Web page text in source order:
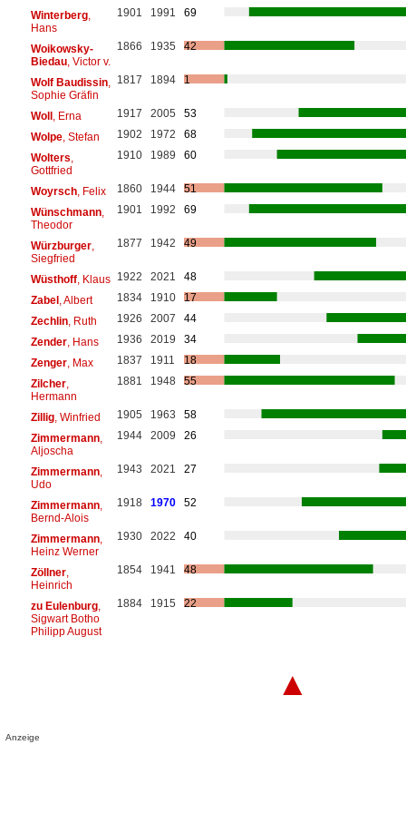
Winterberg,
Hans
1901 1991 69
Woikowsky-
Biedau, Victor v.
1866 1935 42
Wolf Baudissin,
Sophie Gräfin
1817 1894 1
Woll, Erna 1917 2005
53
Wolpe, Stefan 1902 1972
68
Wolters
Gottfried
1910 1989 60
Woyrsch, Felix 1860 1944
51
Wünschmann,
Theodor
1901 1992 69
Würzburger,
Siegfried
1877 1942 49
Wüsthoff, Klaus 1922 2021
48
Zabel, Albert 1834 1910
17
Zechlin, Ruth 1926 2007
44
Zender, Hans 1936 2019
34
Zenger, Max 1837 1911
18
Zilcher,
Hermann
1881 1948 55
Zillig, Winfried 1905 1963
58
Zimmermann,
Aljoscha
1944 2009 26
Zimmermann,
Udo
1943 2021 27
Zimmermann,
Bernd-Alois
1918 1970 52
Zimmermann,
Heinz Werner
1930 2022 40
Zöllner,
Heinrich
1854 1941 48
zu Eulenburg,
Sigwart Botho
Philipp August
1884 1915 22
▲
Anzeige